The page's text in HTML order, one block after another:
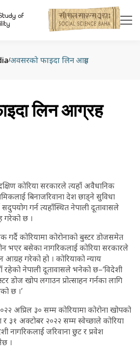
/अवसरको फाइदा लिन आग्रह
लिन आग्रह
कोरिया सरकारले त्यहाँ अवैधानिक
बिनाजरिवाना देश छाड्ने सुविधा
गर्न त्यहाँस्थित नेपाली दूतावासले
गरेको छ ।
गर्दै कोरियामा कोरोनाको बुस्टर डोजसमेत
भएर बसेका नागरिकलाई कोरिया सरकारले
आग्रह गरेको हो । कोरियाको न्याय
रहेको नेपाली दूतावासले भनेको छ–‘विदेशी
डोज खोप लगाउन प्रोत्साहन गर्नका लागि
छ ।’
अप्रिल ३० सम्म कोरियामा कोरोना खोपको
र ३१ अक्टोबर २०२२ सम्म स्वेच्छाले कोरिया
नागरिकलाई जरिवाना छुट र प्रवेश
।